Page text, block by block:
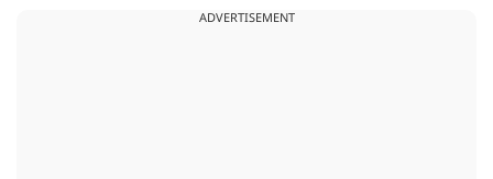
ADVERTISEMENT